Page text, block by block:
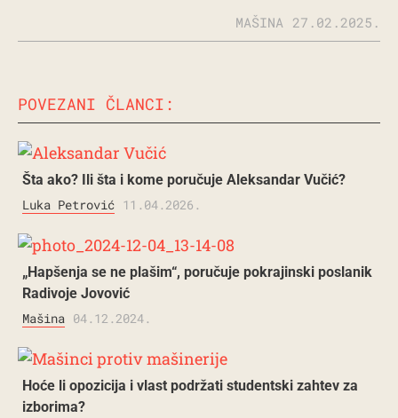
MAŠINA 27.02.2025.
POVEZANI ČLANCI:
Šta ako? Ili šta i kome poručuje Aleksandar Vučić?
Luka Petrović 11.04.2026.
„Hapšenja se ne plašim“, poručuje pokrajinski poslanik
Radivoje Jovović
Mašina 04.12.2024.
Hoće li opozicija i vlast podržati studentski zahtev za
izborima?